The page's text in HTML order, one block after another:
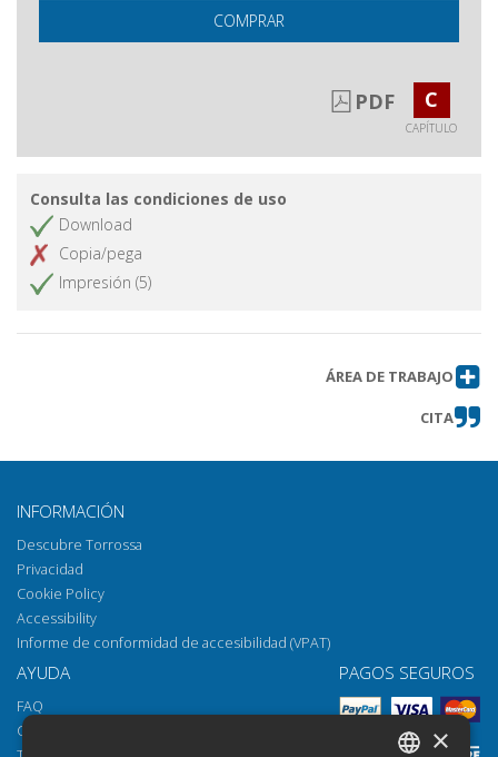
COMPRAR
PDF C
CAPÍTULO
Consulta las condiciones de uso
Download
Copia/pega
Impresión (5)
ÁREA DE TRABAJO
CITA
INFORMACIÓN
Descubre Torrossa
Privacidad
Cookie Policy
Accessibility
Informe de conformidad de accesibilidad (VPAT)
AYUDA
FAQ
Cómo abrir los archivos
PAGOS SEGUROS
×